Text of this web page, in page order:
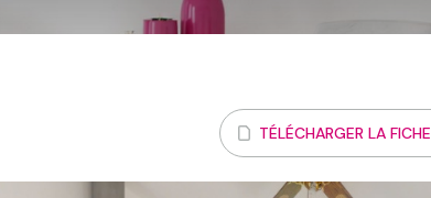
TÉLÉCHARGER LA FICHE